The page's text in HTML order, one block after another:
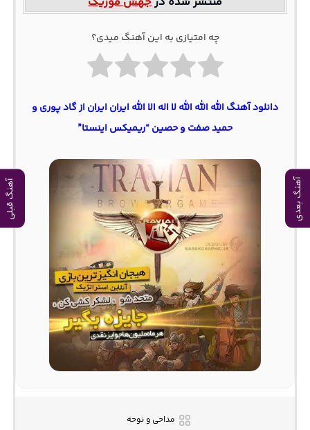
آهنگ بعدی آهنگ قبلی
چه امتیازی به این آهنگ میدی؟
دانلود آهنگ الله الله الله لا اله الا الله ایران ایران از گاد پوری و
حمید صفت و حصین “ریمیکس اینستا”
مداحی و نوحه